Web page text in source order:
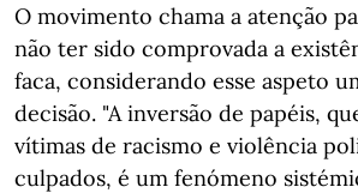
O movimento chama a atenção
não ter sido comprovada a
faca, considerando esse aspeto
decisão. "A inversão de papéis,
vítimas de racismo e violência
culpados, é um fenómeno